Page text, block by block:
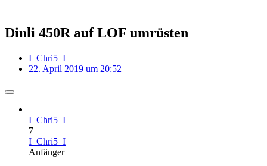
Dinli 450R auf LOF umrüsten
I_Chri5_I
22. April 2019 um 20:52
I_Chri5_I
7
I_Chri5_I
Anfänger